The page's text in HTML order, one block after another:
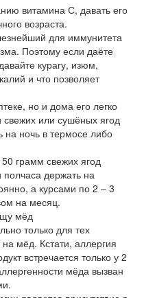
витамина С, давать его
возраста.
для иммунитета
Поэтому если даёте
курагу, изюм,
и что позволяет
но и дома его легко
свежих или сушёных ягод
на ночь в термосе либо
грамм свежих ягод
держать на
а курсами по 2 – 3
на месяц.
мёд
только для тех
мёд. Кстати, аллергия
встречается только у 2
мёда вызван